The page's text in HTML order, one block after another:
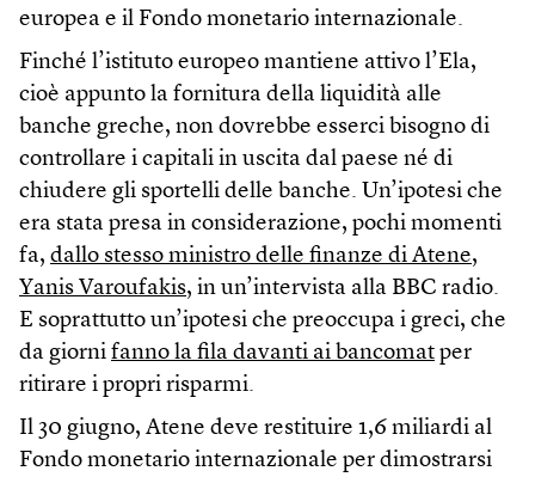
europea e il Fondo monetario internazionale.
Finché l’istituto europeo mantiene attivo l’Ela,
cioè appunto la fornitura della liquidità alle
banche greche, non dovrebbe esserci bisogno di
controllare i capitali in uscita dal paese né di
chiudere gli sportelli delle banche. Un’ipotesi che
era stata presa in considerazione, pochi momenti
fa, dallo stesso ministro delle finanze di Atene,
Yanis Varoufakis, in un’intervista alla BBC radio.
E soprattutto un’ipotesi che preoccupa i greci, che
da giorni fanno la fila davanti ai bancomat per
ritirare i propri risparmi.
Il 30 giugno, Atene deve restituire 1,6 miliardi al
Fondo monetario internazionale per dimostrarsi